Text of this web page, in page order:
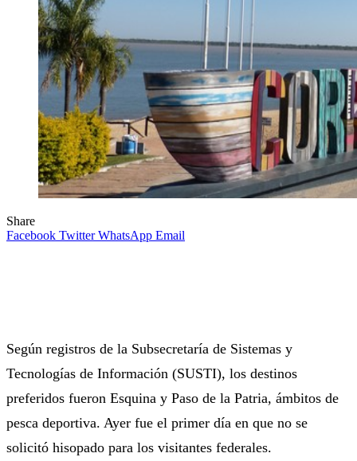
Share
Facebook Twitter WhatsApp Email
Según registros de la Subsecretaría de Sistemas y
Tecnologías de Información (SUSTI), los destinos
preferidos fueron Esquina y Paso de la Patria, ámbitos de
pesca deportiva. Ayer fue el primer día en que no se
solicitó hisopado para los visitantes federales.